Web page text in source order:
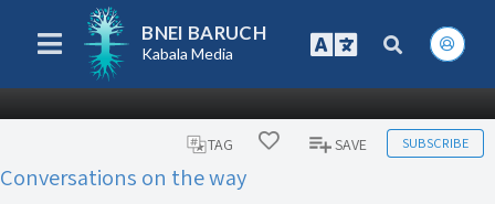
BNEI BARUCH
Kabala Media
TAG SAVE SUBSCRIBE
Conversations on the way